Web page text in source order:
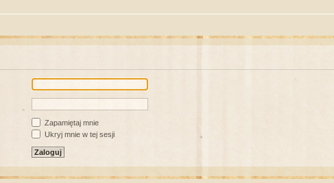
Zapamiętaj mnie
Ukryj mnie w tej sesji